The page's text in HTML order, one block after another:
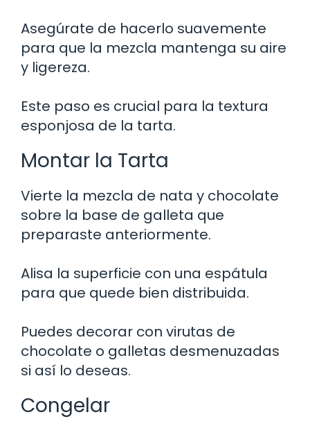
Asegúrate de hacerlo suavemente
para que la mezcla mantenga su aire
y ligereza.
Este paso es crucial para la textura
esponjosa de la tarta.
Montar la Tarta
Vierte la mezcla de nata y chocolate
sobre la base de galleta que
preparaste anteriormente.
Alisa la superficie con una espátula
para que quede bien distribuida.
Puedes decorar con virutas de
chocolate o galletas desmenuzadas
si así lo deseas.
Congelar